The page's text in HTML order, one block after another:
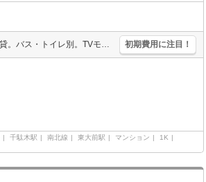
駅までフラット。オートロック。宅配ボックスあり。分譲賃貸。バス・トイレ別。TVモニター付インターホン。最寄り駅まで徒歩1分！。2路線利用できて通勤便利。駐輪場無料。4階角部屋。 初期費用に注目！
千駄木駅 南北線 東大前駅 マンション
1K